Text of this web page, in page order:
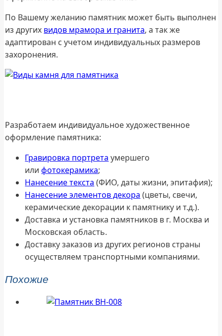
По Вашему желанию памятник может быть выполнен
из других видов мрамора и гранита, а так же
адаптирован с учетом индивидуальных размеров
захоронения.
Разработаем индивидуальное художественное
оформление памятника:
Гравировка портрета умершего
илифотокерамика;
Нанесение текста (ФИО, даты жизни, эпитафия);
Нанесение элементов декора (цветы, свечи,
керамические декорации к памятнику и т.д.).
Доставка и установка памятников в г. Москва и
Московская область.
Доставку заказов из других регионов страны
осуществляем транспортными компаниями.
Похожие